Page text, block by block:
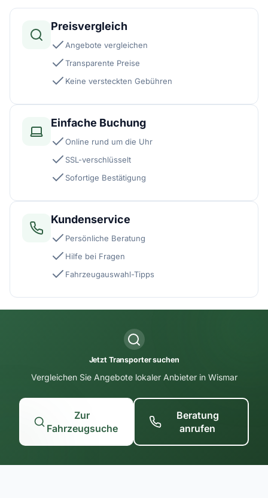
Preisvergleich
Angebote vergleichen
Transparente Preise
Keine versteckten Gebühren
Einfache Buchung
Online rund um die Uhr
SSL-verschlüsselt
Sofortige Bestätigung
Kundenservice
Persönliche Beratung
Hilfe bei Fragen
Fahrzeugauswahl-Tipps
Jetzt Transporter suchen
Vergleichen Sie Angebote lokaler Anbieter in Wismar
Zur
Fahrzeugsuche
Beratung
anrufen